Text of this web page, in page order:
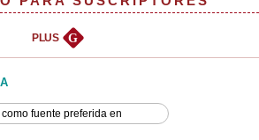
PLUS G
como fuente preferida en